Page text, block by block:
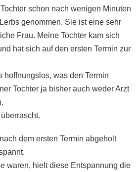
schon nach wenigen Minuten
genommen. Sie ist eine sehr
Frau. Meine Tochter kam sich
hat sich auf den ersten Termin zur
hoffnungslos, was den Termin
Tochter ja bisher auch weder Arzt
dem ersten Termin abgeholt
waren, hielt diese Entspannung die